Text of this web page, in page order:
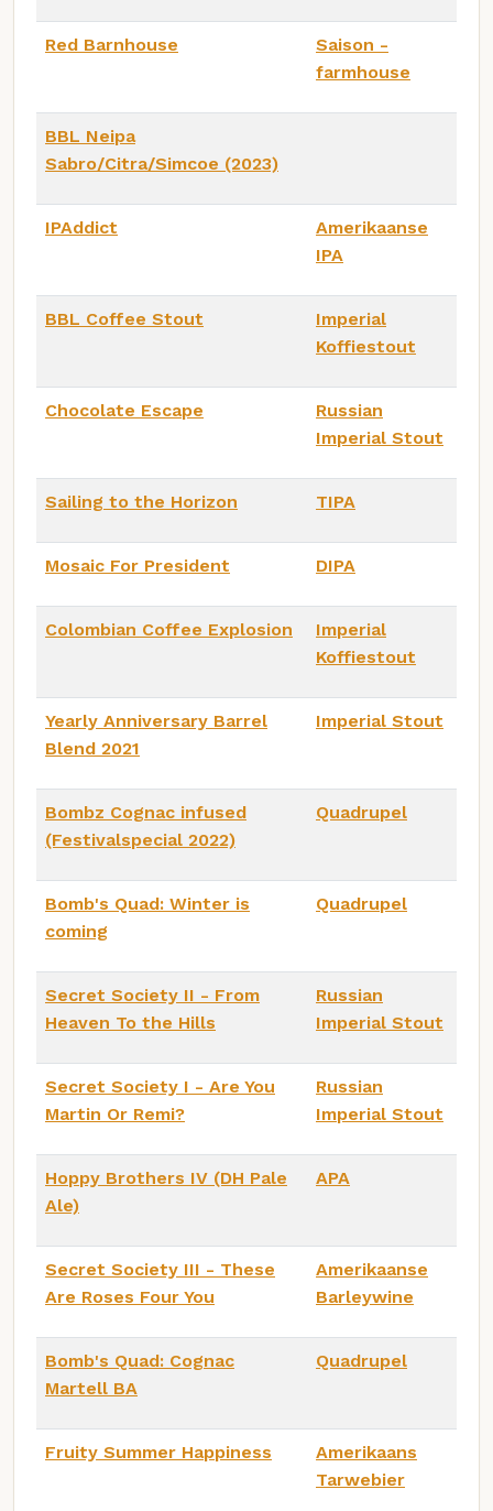
Red Barnhouse
Saison -
farmhouse
BBL Neipa
Sabro/Citra/Simcoe (2023)
IPAddict
Amerikaanse
IPA
BBL Coffee Stout
Imperial
Koffiestout
Chocolate Escape
Russian
Imperial Stout
Sailing to the Horizon TIPA
Mosaic For President DIPA
Colombian Coffee Explosion
Imperial
Koffiestout
Yearly Anniversary Barrel
Blend 2021
Imperial Stout
Bombz Cognac infused
(Festivalspecial 2022)
Quadrupel
Bomb's Quad: Winter is
coming
Quadrupel
Secret Society II - From
Heaven To the Hills
Russian
Imperial Stout
Secret Society I - Are You
Martin Or Remi?
Russian
Imperial Stout
Hoppy Brothers IV (DH Pale
Ale)
APA
Secret Society III - These
Are Roses Four You
Amerikaanse
Barleywine
Bomb's Quad: Cognac
Martell BA
Quadrupel
Fruity Summer Happiness
Amerikaans
Tarwebier